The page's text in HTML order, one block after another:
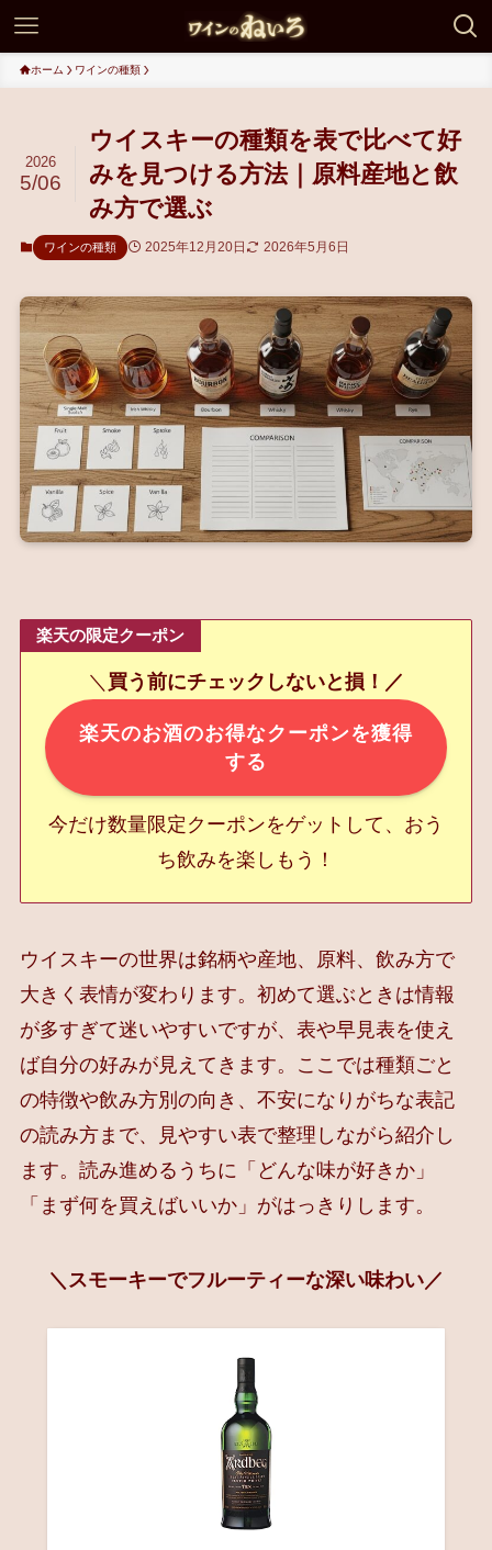
ホーム ワインの種類
ウイスキーの種類を表で比べて好
みを見つける方法｜原料産地と飲
み方で選ぶ
2026
5/06
ワインの種類 2025年12月20日 2026年5月6日
楽天の限定クーポン
＼ 買う前にチェックしないと損！／
楽天のお酒のお得なクーポンを獲得
する
今だけ数量限定クーポンをゲットして、おう
ち飲みを楽しもう！
ウイスキーの世界は銘柄や産地、原料、飲み方で
大きく表情が変わります。初めて選ぶときは情報
が多すぎて迷いやすいですが、表や早見表を使え
ば自分の好みが見えてきます。ここでは種類ごと
の特徴や飲み方別の向き、不安になりがちな表記
の読み方まで、見やすい表で整理しながら紹介し
ます。読み進めるうちに「どんな味が好きか」
「まず何を買えばいいか」がはっきりします。
＼スモーキーでフルーティーな深い味わい／